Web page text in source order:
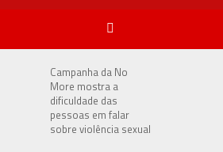
Campanha da No
More mostra a
dificuldade das
pessoas em falar
sobre violência sexual